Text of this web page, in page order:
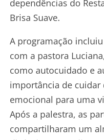
dependências do
Brisa Suave.
A programação
com a pastora
como autocuidado e
importância de cuidar
emocional para uma
Após a palestra, as
compartilharam um